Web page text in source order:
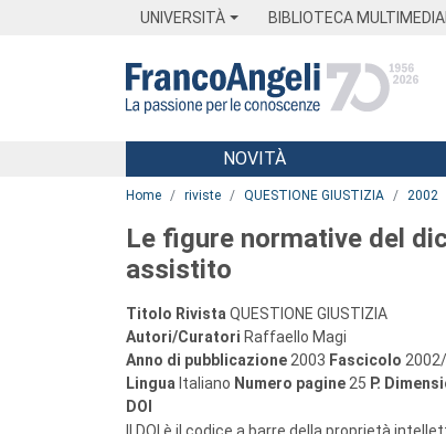
UNIVERSITÀ BIBLIOTECA
Menu
NOVITÀ
Home riviste QUESTIONE GIUSTIZIA 2002
Le figure normative del
assistito
Titolo Rivista QUESTIONE GIUSTIZIA
Autori/Curatori Raffaello Magi
Anno di pubblicazione 2003 Fascicolo
Lingua Italiano Numero pagine 25 P.
DOI